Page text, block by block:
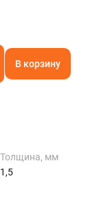
В корзину
Толщина, мм
1,5